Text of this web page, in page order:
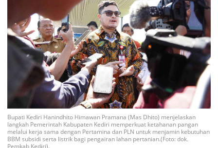
Bupati Kediri Hanindhito Himawan Pramana (Mas Dhito) menjelaskan
langkah Pemerintah Kabupaten Kediri memperkuat ketahanan pangan
melalui kerja sama dengan Pertamina dan PLN untuk menjamin kebutuhan
BBM subsidi serta listrik bagi pengairan lahan pertanian.(Foto: dok.
Pemkab Kediri).